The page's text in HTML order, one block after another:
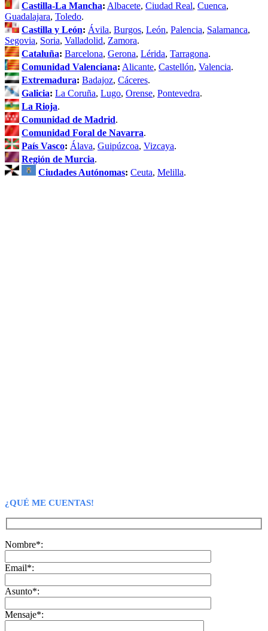
Castilla-La Mancha: Albacete, Ciudad Real, Cuenca,
Guadalajara, Toledo.
Castilla y León: Ávila, Burgos, León, Palencia, Salamanca,
Segovia, Soria, Valladolid, Zamora.
Cataluña: Barcelona, Gerona, Lérida, Tarragona.
Comunidad Valenciana: Alicante, Castellón, Valencia.
Extremadura: Badajoz, Cáceres.
Galicia: La Coruña, Lugo, Orense, Pontevedra.
La Rioja.
Comunidad de Madrid.
Comunidad Foral de Navarra.
País Vasco: Álava, Guipúzcoa, Vizcaya.
Región de Murcia.
Ciudades Autónomas: Ceuta, Melilla.
¿QUÉ ME CUENTAS!
Nombre*:
Email*:
Asunto*:
Mensaje*: